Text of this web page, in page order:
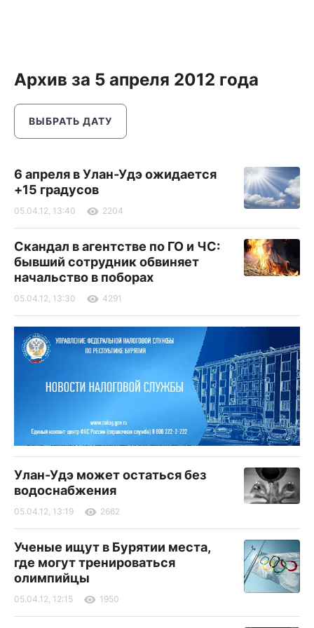
Архив за 5 апреля 2012 года
ВЫБРАТЬ ДАТУ
6 апреля в Улан-Удэ ожидается
+15 градусов
05.04.12, 13:40 2204
Скандал в агентстве по ГО и ЧС:
бывший сотрудник обвиняет
начальство в поборах
05.04.12, 13:30 4291
Улан-Удэ может остаться без
водоснабжения
05.04.12, 13:19 2662
Ученые ищут в Бурятии места,
где могут тренироваться
олимпийцы
05.04.12, 12:15 1950